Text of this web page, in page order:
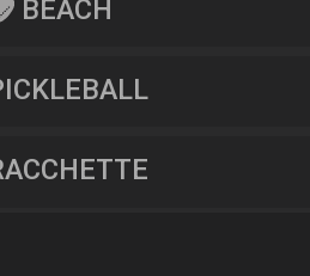
BEACH